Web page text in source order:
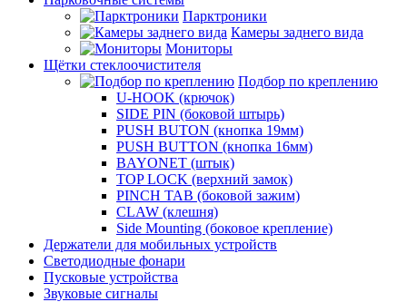
Парктроники
Камеры заднего вида
Мониторы
Щётки стеклоочистителя
Подбор по креплению
U-HOOK (крючок)
SIDE PIN (боковой штырь)
PUSH BUTON (кнопка 19мм)
PUSH BUTTON (кнопка 16мм)
BAYONET (штык)
TOP LOCK (верхний замок)
PINCH TAB (боковой зажим)
CLAW (клешня)
Side Mounting (боковое крепление)
Держатели для мобильных устройств
Светодиодные фонари
Пусковые устройства
Звуковые сигналы